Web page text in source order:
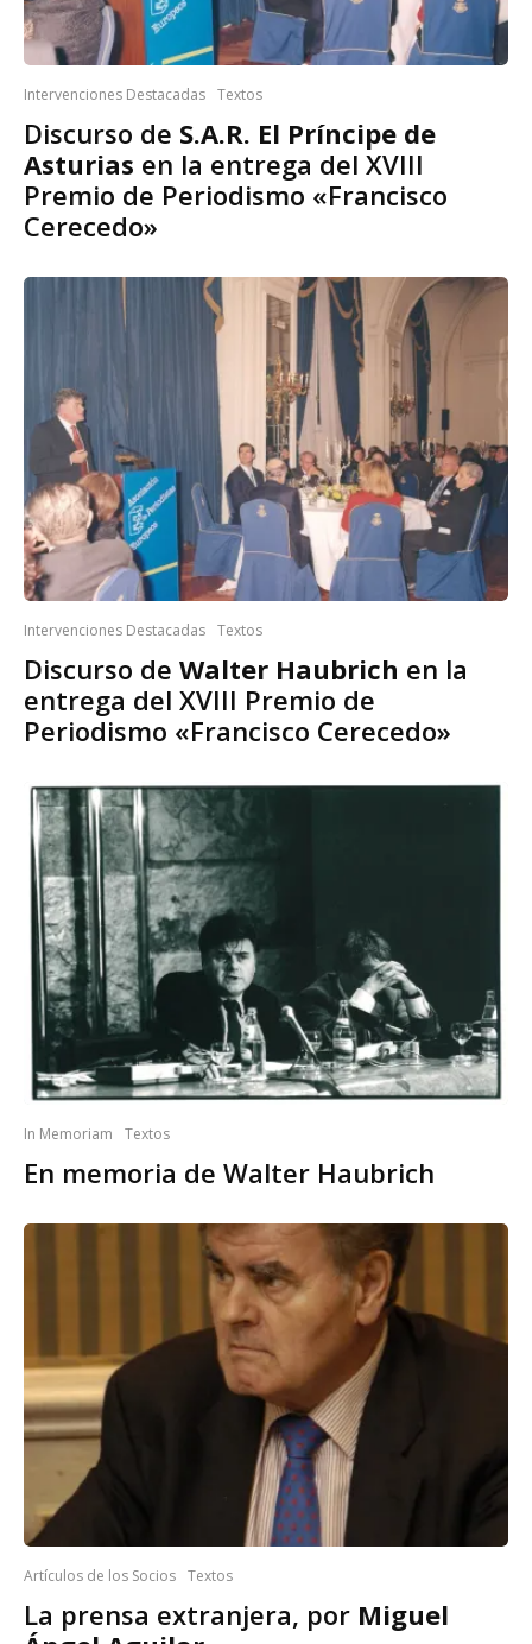
Intervenciones Destacadas Textos
Discurso de S.A.R. El Príncipe de
Asturias en la entrega del XVIII
Premio de Periodismo «Francisco
Cerecedo»
Intervenciones Destacadas Textos
Discurso de Walter Haubrich en la
entrega del XVIII Premio de
Periodismo «Francisco Cerecedo»
In Memoriam Textos
En memoria de Walter Haubrich
Artículos de los Socios Textos
La prensa extranjera, por Miguel